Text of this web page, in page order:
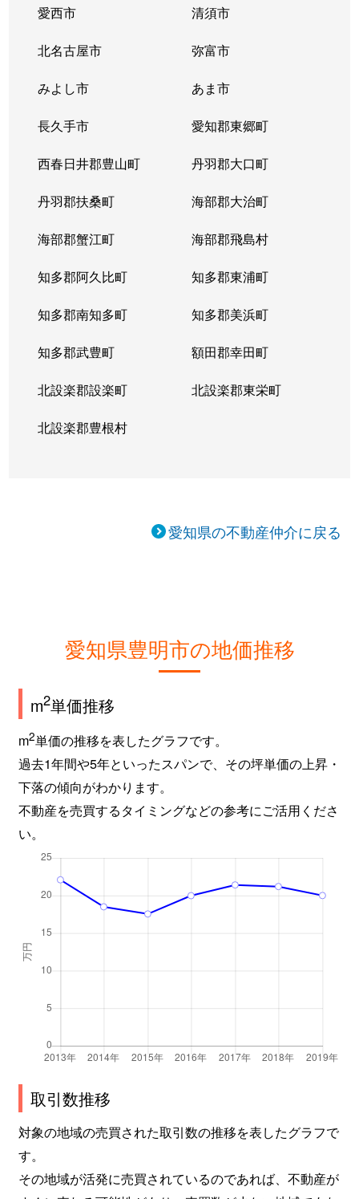
愛西市 清須市
北名古屋市 弥富市
みよし市 あま市
長久手市 愛知郡東郷町
西春日井郡豊山町 丹羽郡大口町
丹羽郡扶桑町 海部郡大治町
海部郡蟹江町 海部郡飛島村
知多郡阿久比町 知多郡東浦町
知多郡南知多町 知多郡美浜町
知多郡武豊町 額田郡幸田町
北設楽郡設楽町 北設楽郡東栄町
北設楽郡豊根村
愛知県の不動産仲介に戻る
愛知県豊明市の地価推移
m2単価推移
m2単価の推移を表したグラフです。
過去1年間や5年といったスパンで、その坪単価の上昇・
下落の傾向がわかります。
不動産を売買するタイミングなどの参考にご活用くださ
い。
取引数推移
対象の地域の売買された取引数の推移を表したグラフで
す。
その地域が活発に売買されているのであれば、不動産が